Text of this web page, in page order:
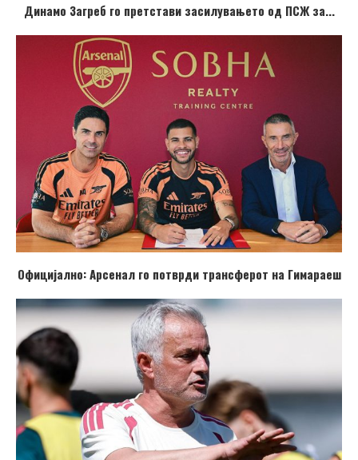
Динамо Загреб го претстави засилувањето од ПСЖ за...
Официјално: Арсенал го потврди трансферот на Гимараеш